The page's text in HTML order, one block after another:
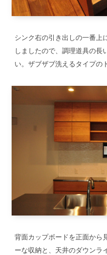
シンク右の引き出しの一番上
しましたので、調理道具の長
い。ザブザブ洗えるタイプの
背面カップボードを正面から
ーな収納と、天井のダウンラ